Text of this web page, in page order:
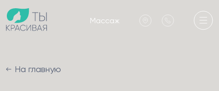
Массаж
На главную